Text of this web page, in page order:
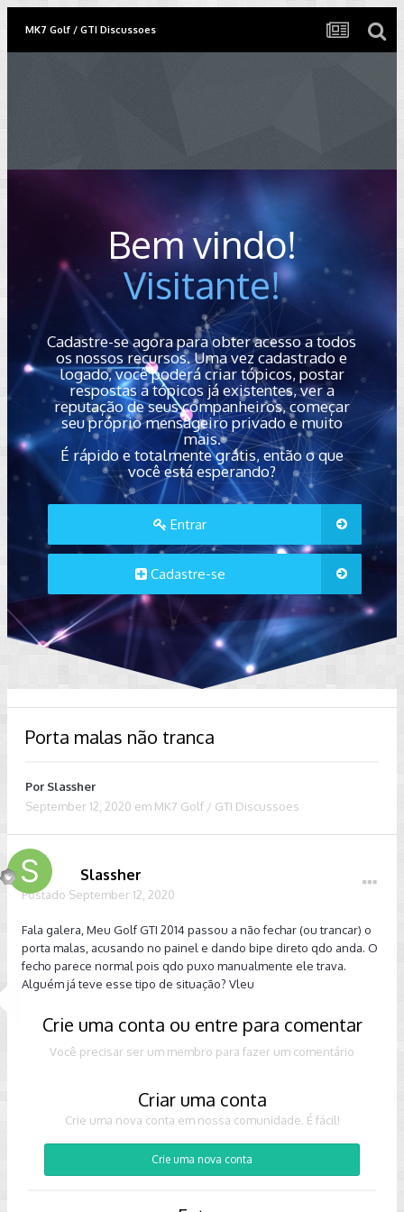
MK7 Golf / GTI Discussoes
Bem vindo!
Visitante!
Cadastre-se agora para obter acesso a todos
os nossos recursos. Uma vez cadastrado e
logado, você poderá criar tópicos, postar
respostas a tópicos já existentes, ver a
reputação de seus companheiros, começar
seu próprio mensageiro privado e muito
mais.
É rápido e totalmente grátis, então o que
você está esperando?
Entrar
Cadastre-se
Porta malas não tranca
Por Slassher
September 12, 2020 em MK7 Golf / GTI Discussoes
Slassher
Postado September 12, 2020
Fala galera, Meu Golf GTI 2014 passou a não fechar (ou trancar) o
porta malas, acusando no painel e dando bipe direto qdo anda. O
fecho parece normal pois qdo puxo manualmente ele trava.
Alguém já teve esse tipo de situação? Vleu
Crie uma conta ou entre para comentar
Você precisar ser um membro para fazer um comentário
Criar uma conta
Crie uma nova conta em nossa comunidade. É fácil!
Crie uma nova conta